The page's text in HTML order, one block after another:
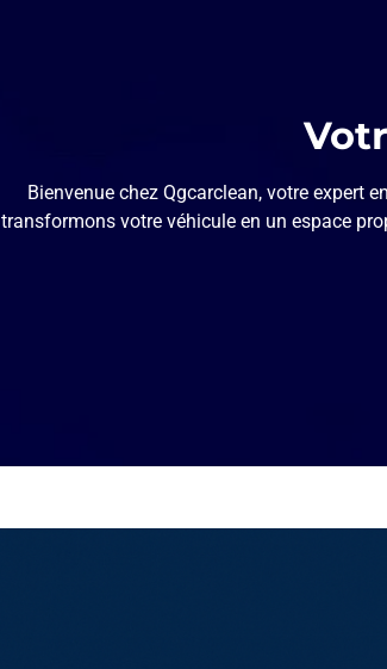
Bienvenue chez Qgcarclean, votre expert
transformons votre véhicule en un espace